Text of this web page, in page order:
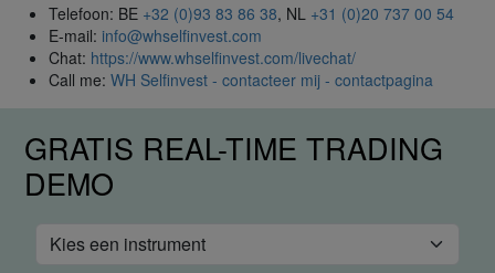
Telefoon: BE +32 (0)93 83 86 38, NL +31 (0)20 737 00 54
E-mail: info@whselfinvest.com
Chat: https://www.whselfinvest.com/livechat/
Call me: WH Selfinvest - contacteer mij - contactpagina
GRATIS REAL-TIME TRADING
DEMO